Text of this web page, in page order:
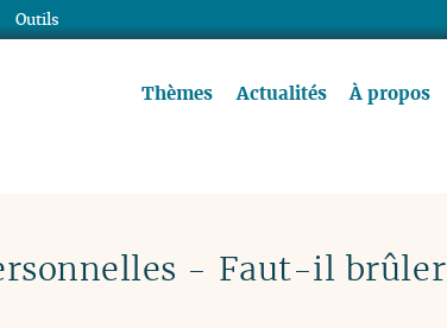
Thèmes Actualités À propos
- Faut-il brûler
Outils